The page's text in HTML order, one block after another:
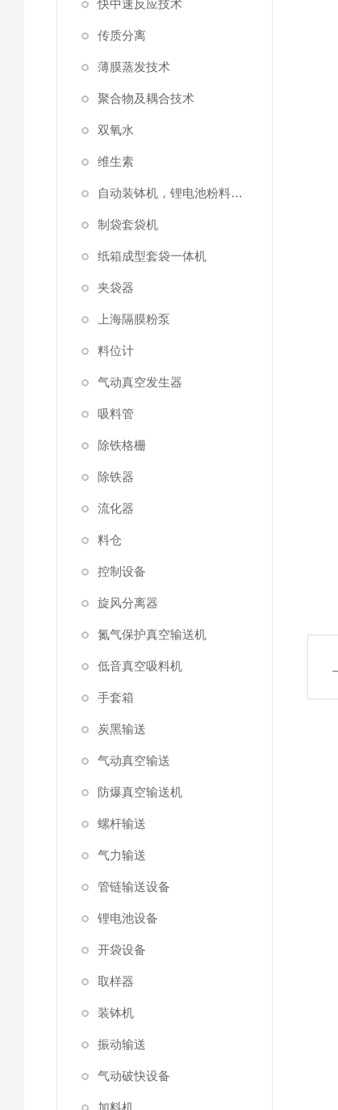
快中速反应技术
传质分离
薄膜蒸发技术
聚合物及耦合技术
双氧水
维生素
自动装钵机，锂电池粉料装钵设备
制袋套袋机
纸箱成型套袋一体机
夹袋器
上海隔膜粉泵
料位计
气动真空发生器
吸料管
除铁格栅
除铁器
流化器
料仓
控制设备
旋风分离器
氮气保护真空输送机
低音真空吸料机
手套箱
炭黑输送
气动真空输送
防爆真空输送机
螺杆输送
气力输送
管链输送设备
锂电池设备
开袋设备
取样器
装钵机
振动输送
气动破快设备
加料机